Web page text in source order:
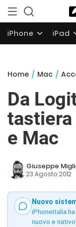
iPhone iPad
Home / Mac /
Da
tastiera
e Mac
Giuseppe
23 Agosto 2012
Nuovo
iPhoneItalia
nuovo e